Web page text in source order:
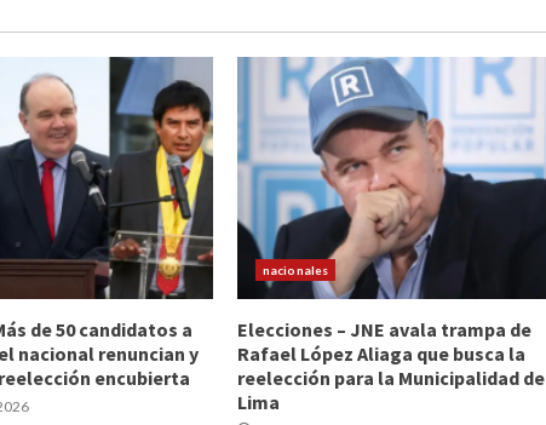
de 50 candidatos a
nacional renuncian y
encubierta
nacionales
Elecciones – JNE avala trampa de
Rafael López Aliaga que busca la
reelección para la Municipalidad de
Lima